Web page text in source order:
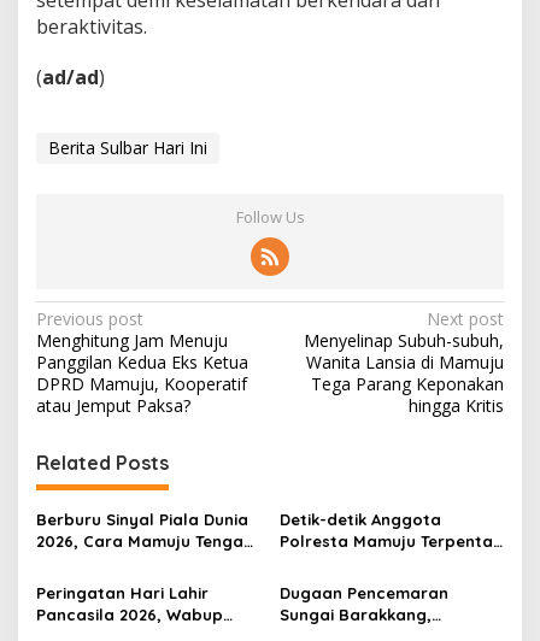
beraktivitas.
(ad/ad)
Berita Sulbar Hari Ini
Follow Us
P
o
s
n
a
v
g
a
Previous post
Menghitung Jam Menuju
Panggilan Kedua Eks Ketua
DPRD Mamuju, Kooperatif
atau Jemput Paksa?
Next post
Menyelinap Subuh-subuh,
Wanita Lansia di Mamuju
Tega Parang Keponakan
hingga Kritis
Related Posts
Berburu Sinyal Piala Dunia
2026, Cara Mamuju Tengah
Lewat TVRI
Detik-detik Anggota
Polresta Mamuju Terpental
Amankan Demo Mahasiswa
Peringatan Hari Lahir
Pancasila 2026, Wabup
Dugaan Pencemaran
Sungai Barakkang,